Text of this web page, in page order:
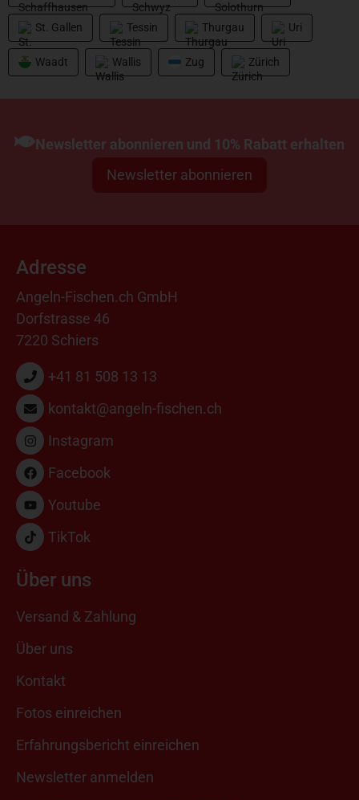
St. Gallen Tessin Thurgau Uri
Waadt Wallis Zug Zürich
Newsletter abonnieren und 10% Rabatt erhalten
Newsletter abonnieren
Adresse
Angeln-Fischen.ch GmbH
Dorfstrasse 46
7220 Schiers
+41 81 508 13 13
kontakt@angeln-fischen.ch
Instagram
Facebook
Youtube
TikTok
Über uns
Versand & Zahlung
Über uns
Kontakt
Fotos einreichen
Erfahrungsbericht einreichen
Newsletter anmelden